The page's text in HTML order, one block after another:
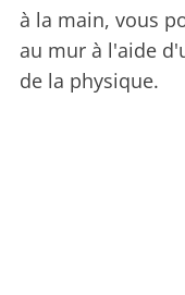
à la main, vous
au mur à l'aide
de la physique.